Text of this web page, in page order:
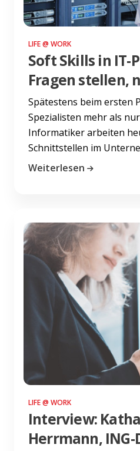
LIFE @ WORK
Soft Skills in IT-
Fragen stellen,
Spätestens beim ersten
Spezialisten mehr als
Informatiker arbeiten
Schnittstellen im
Weiterlesen
LIFE @ WORK
Interview:
Herrmann, ING-